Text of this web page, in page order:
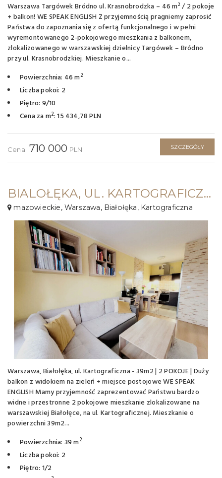
Warszawa Targówek Bródno ul. Krasnobrodzka – 46 m² / 2 pokoje
+ balkon! WE SPEAK ENGLISH Z przyjemnością pragniemy zaprosić
Państwa do zapoznania się z ofertą funkcjonalnego i w pełni
wyremontowanego 2-pokojowego mieszkania z balkonem,
zlokalizowanego w warszawskiej dzielnicy Targówek – Bródno
przy ul. Krasnobrodzkiej. Mieszkanie o...
Powierzchnia: 46 m2
Liczba pokoi: 2
Piętro: 9/10
Cena za m2: 15 434,78 PLN
Cena 710 000 PLN SZCZEGÓŁY
BIALOŁĘKA, UL. KARTOGRAFICZNA ⭐39M2 / 2 POKOJE + BALKON⭐PARKING
mazowieckie, Warszawa, Białołęka, Kartograficzna
Warszawa, Białołęka, ul. Kartograficzna - 39m2 | 2 POKOJE | Duży
balkon z widokiem na zieleń + miejsce postojowe WE SPEAK
ENGLISH Mamy przyjemność zaprezentować Państwu bardzo
widne i przestronne 2 pokojowe mieszkanie zlokalizowane na
warszawskiej Białołęce, na ul. Kartograficznej. Mieszkanie o
powierzchni 39m2...
Powierzchnia: 39 m2
Liczba pokoi: 2
Piętro: 1/2